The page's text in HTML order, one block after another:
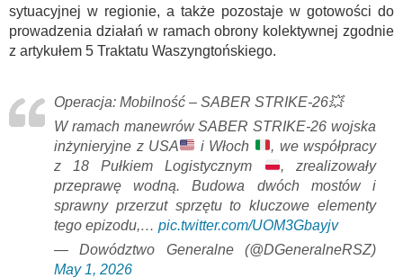
sytuacyjnej w regionie, a także pozostaje w gotowości do
prowadzenia działań w ramach obrony kolektywnej zgodnie
z artykułem 5 Traktatu Waszyngtońskiego.
Operacja: Mobilność – SABER STRIKE-26💥
W ramach manewrów SABER STRIKE-26 wojska
inżynieryjne z USA
i Włoch
, we współpracy
z 18 Pułkiem Logistycznym
, zrealizowały
przeprawę wodną. Budowa dwóch mostów i
sprawny przerzut sprzętu to kluczowe elementy
tego epizodu,… pic.twitter.com/UOM3Gbayjv
— Dowództwo Generalne (@DGeneralneRSZ)
May 1, 2026